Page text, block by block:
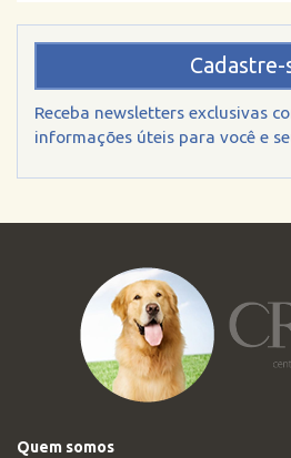
Cadastre-
Receba newsletters exclusivas
informações úteis para você e
Quem somos